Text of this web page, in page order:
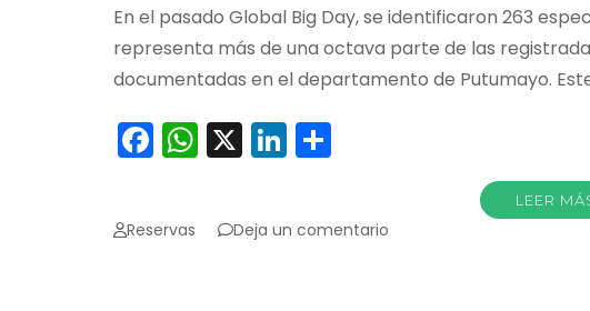
En el pasado Global Big Day, se identificaron 263
representa más de una octava parte de las
documentadas en el departamento de Putumayo.
Facebook
WhatsApp
X LinkedIn
LEER
Reservas Deja un comentario